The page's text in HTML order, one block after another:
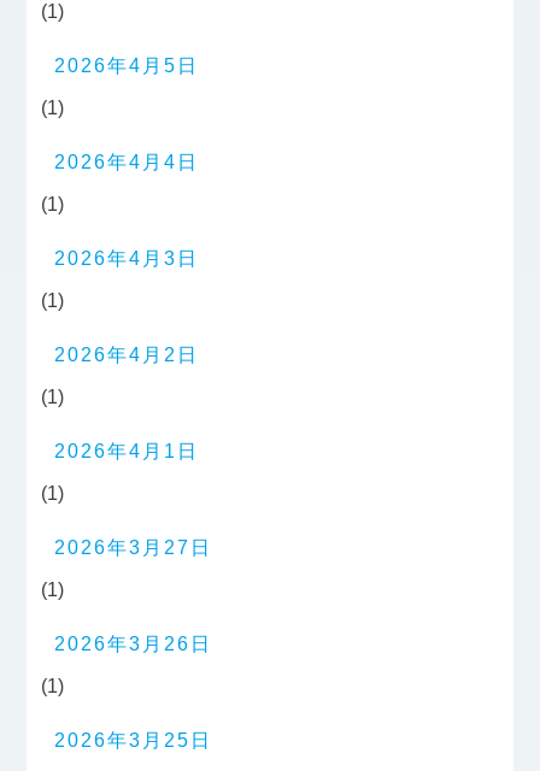
(1)
2026年4月5日
(1)
2026年4月4日
(1)
2026年4月3日
(1)
2026年4月2日
(1)
2026年4月1日
(1)
2026年3月27日
(1)
2026年3月26日
(1)
2026年3月25日